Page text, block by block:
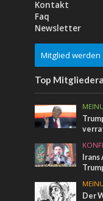
Kontakt
Faq
Newsletter
Mitglied werden
Top
Irans
Der